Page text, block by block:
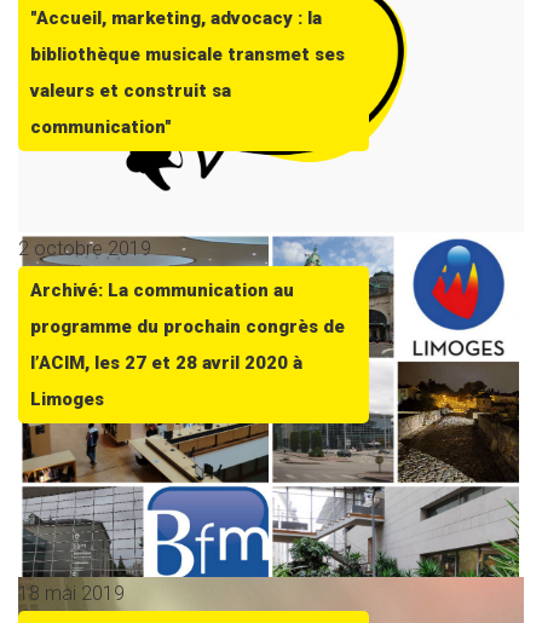
"Accueil, marketing, advocacy : la
bibliothèque musicale transmet ses
valeurs et construit sa
communication"
2 octobre 2019
Archivé: La communication au
programme du prochain congrès de
l’ACIM, les 27 et 28 avril 2020 à
Limoges
18 mai 2019